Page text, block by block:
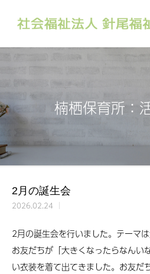
楠栖保育所：
2月の誕生会
2026.02.24
2月の誕生会を行いました。テーマ
お友だちが「大きくなったらなんい
い衣装を着て出てきました。お友だ